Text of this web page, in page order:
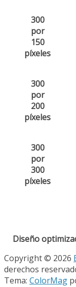
300
por
150
píxeles
300
por
200
píxeles
300
por
300
píxeles
Diseño
Copyright © 2026
derechos
Tema: ColorMag